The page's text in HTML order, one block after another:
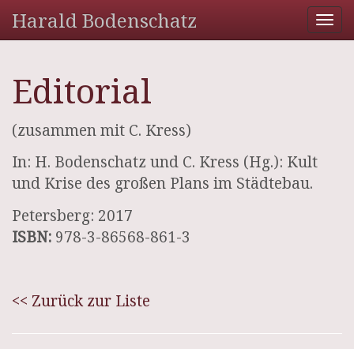
Harald Bodenschatz
Editorial
(zusammen mit C. Kress)
In: H. Bodenschatz und C. Kress (Hg.): Kult
und Krise des großen Plans im Städtebau.
Petersberg: 2017
ISBN: 978-3-86568-861-3
<< Zurück zur Liste